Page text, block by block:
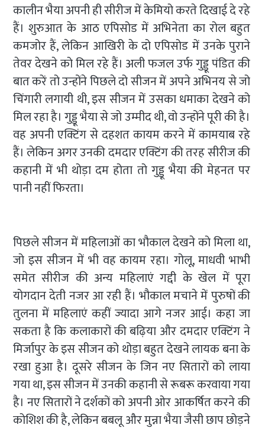
कालीन भैया अपनी ही सीरीज में केमियो करते दिखाई दे रहे
हैं। शुरुआत के आठ एपिसोड में अभिनेता का रोल बहुत
कमजोर हैं, लेकिन आखिरी के दो एपिसोड में उनके पुराने
तेवर देखने को मिल रहे हैं। अली फजल उर्फ ​​गुड्डू पंडित की
बात करें तो उन्होंने पिछले दो सीजन में अपने अभिनय से जो
चिंगारी लगायी थी, इस सीजन में उसका धमाका देखने को
मिल रहा है। गुड्डू भैया से जो उम्मीद थी, वो उन्होंने पूरी की है।
वह अपनी एक्टिंग से दहशत कायम करने में कामयाब रहे
हैं। लेकिन अगर उनकी दमदार एक्टिंग की तरह सीरीज की
कहानी में भी थोड़ा दम होता तो गुड्डू भैया की मेहनत पर
पानी नहीं फिरता।
पिछले सीजन में महिलाओं का भौकाल देखने को मिला था,
जो इस सीजन में भी वह कायम रहा। गोलू, माधवी भाभी
समेत सीरीज की अन्य महिलाएं गद्दी के खेल में पूरा
योगदान देती नजर आ रही हैं। भौकाल मचाने में पुरुषों की
तुलना में महिलाएं कहीं ज्यादा आगे नजर आई। कहा जा
सकता है कि कलाकारों की बढ़िया और दमदार एक्टिंग ने
मिर्जापुर के इस सीजन को थोड़ा बहुत देखने लायक बना के
रखा हुआ है। दूसरे सीजन के जिन नए सितारों को लाया
गया था, इस सीजन में उनकी कहानी से रूबरू करवाया गया
है। नए सितारों ने दर्शकों को अपनी ओर आकर्षित करने की
कोशिश की है, लेकिन बबलू और मुन्ना भैया जैसी छाप छोड़ने